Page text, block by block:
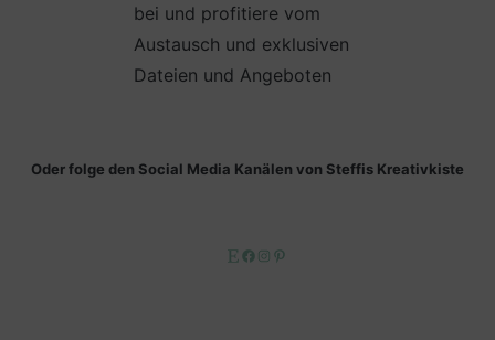
bei und profitiere vom
Austausch und exklusiven
Dateien und Angeboten
Oder folge den Social Media Kanälen von Steffis Kreativkiste
EtsyFacebook
Instagram